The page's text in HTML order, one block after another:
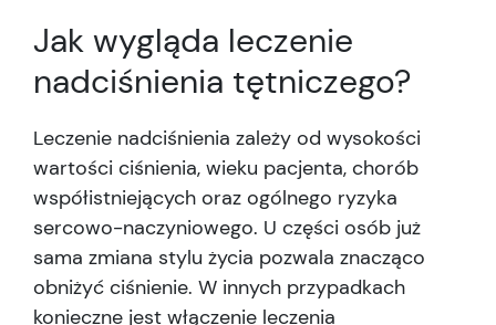
Jak wygląda leczenie
nadciśnienia tętniczego?
Leczenie nadciśnienia zależy od wysokości
wartości ciśnienia, wieku pacjenta, chorób
współistniejących oraz ogólnego ryzyka
sercowo-naczyniowego. U części osób już
sama zmiana stylu życia pozwala znacząco
obniżyć ciśnienie. W innych przypadkach
konieczne jest włączenie leczenia